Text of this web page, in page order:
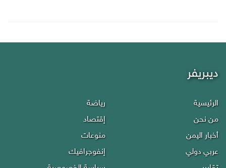
ديبريفر
الرئيسية
من نحن
أخبار اليمن
عربي دولي
رياضة
إقتصاد
منوعات
إنفوجرافيك